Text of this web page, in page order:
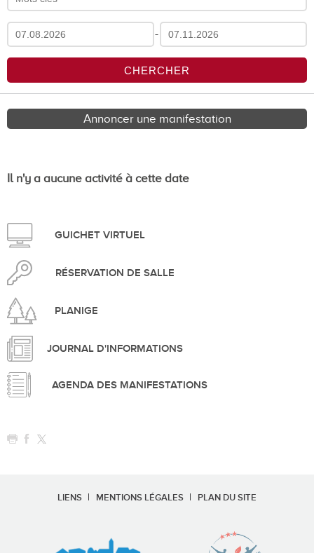
-
Annoncer une manifestation
Il n'y a aucune activité à cette date
GUICHET VIRTUEL
RÉSERVATION DE SALLE
PLANIGE
JOURNAL D'INFORMATIONS
AGENDA DES MANIFESTATIONS
LIENS MENTIONS LÉGALES PLAN DU SITE